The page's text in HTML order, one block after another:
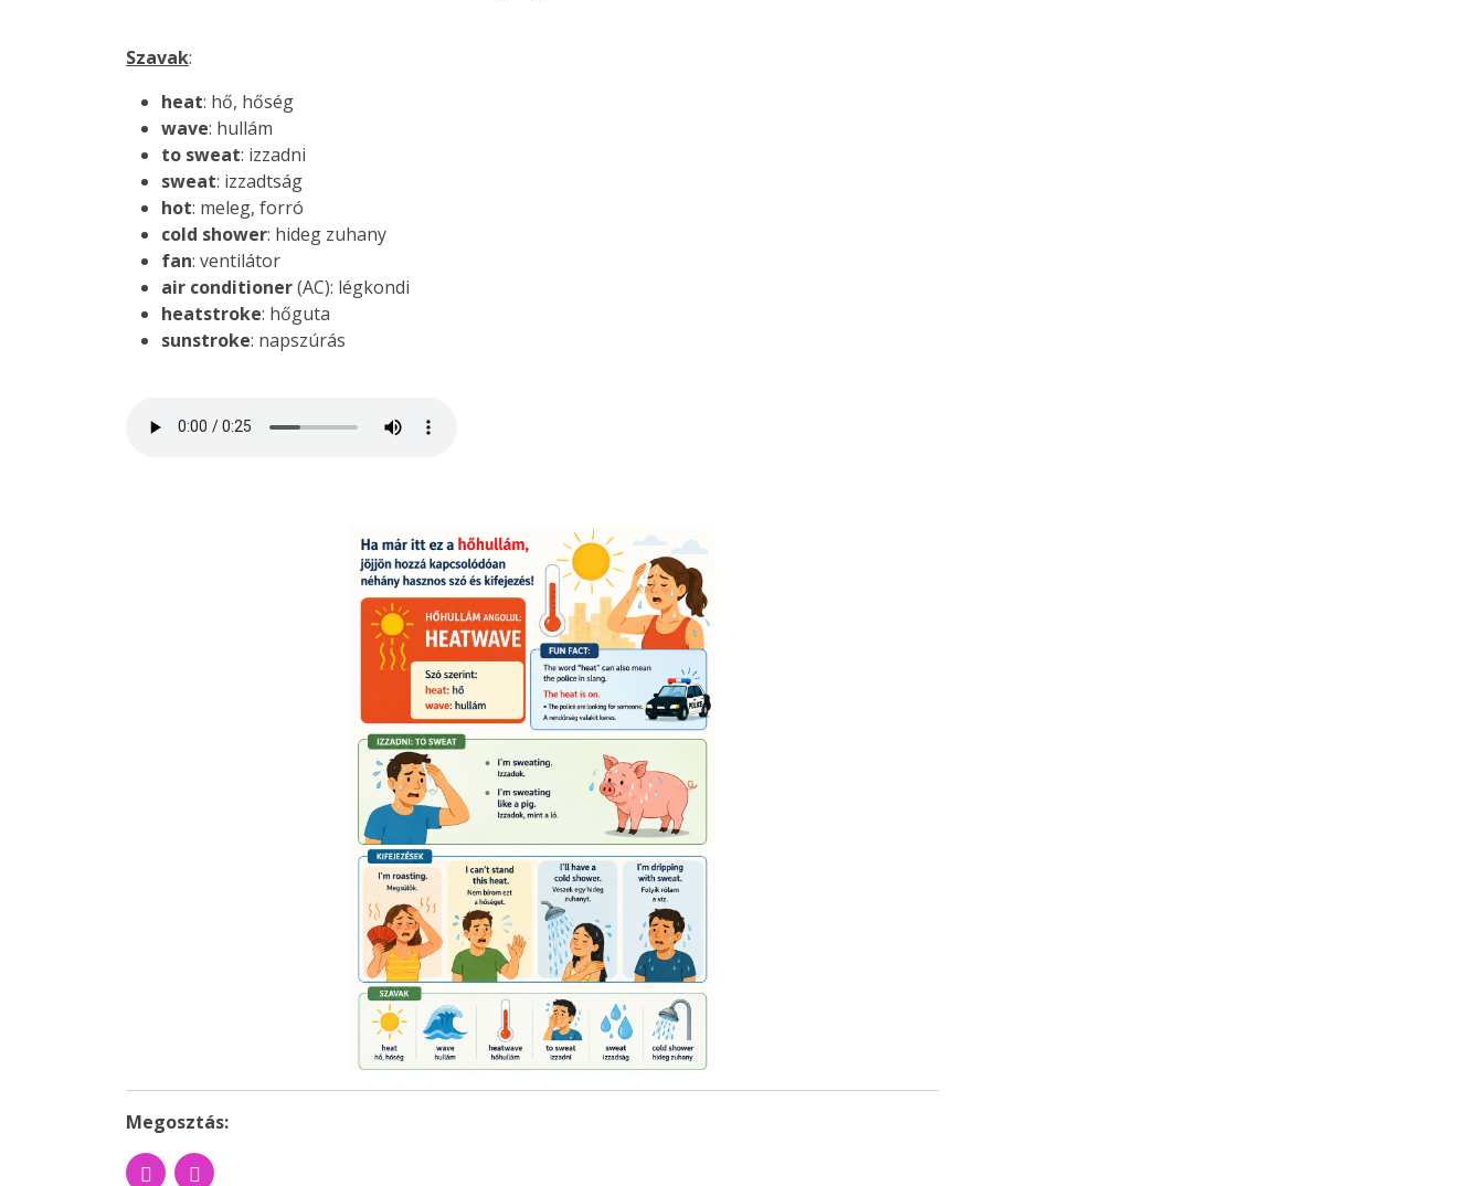
Szavak:
heat: hő, hőség
wave: hullám
to sweat: izzadni
sweat: izzadtság
hot: meleg, forró
cold shower: hideg zuhany
fan: ventilátor
air conditioner(AC): légkondi
heatstroke: hőguta
sunstroke: napszúrás
Megosztás: